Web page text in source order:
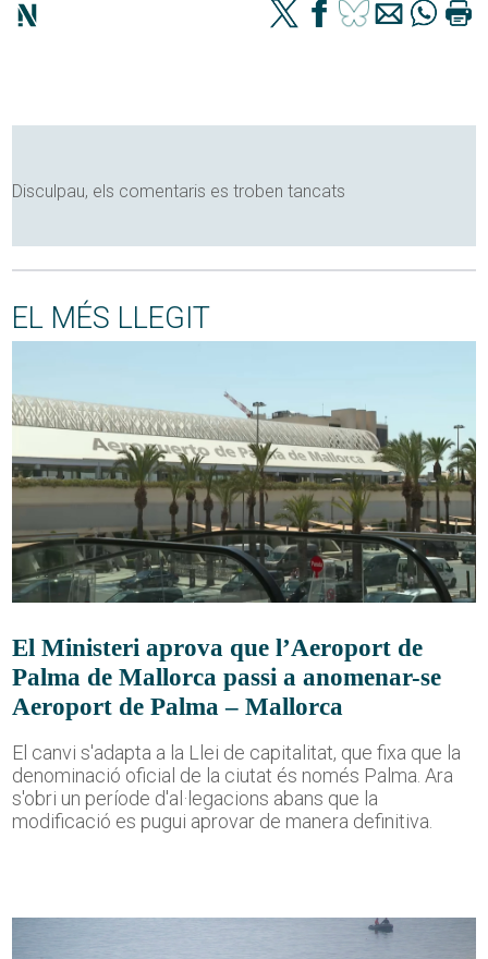
Disculpau, els comentaris es troben tancats
EL MÉS LLEGIT
El Ministeri aprova que l’Aeroport de
Palma de Mallorca passi a anomenar-se
Aeroport de Palma – Mallorca
El canvi s'adapta a la Llei de capitalitat, que fixa que la
denominació oficial de la ciutat és només Palma. Ara
s'obri un període d'al·legacions abans que la
modificació es pugui aprovar de manera definitiva.